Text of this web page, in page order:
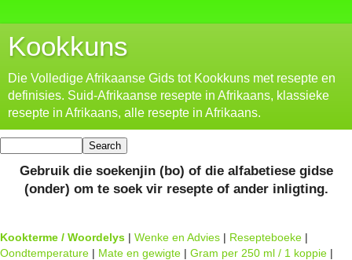
Kookkuns
Die Volledige Afrikaanse Gids tot Kookkuns met resepte en
definisies. Suid-Afrikaanse resepte in Afrikaans, klassieke
resepte in Afrikaans, alle resepte in Afrikaans.
Gebruik die soekenjin (bo) of die alfabetiese gidse
(onder) om te soek vir resepte of ander inligting.
Kookterme / Woordelys | Wenke en Advies | Resepteboeke |
Oondtemperature | Mate en gewigte | Gram per 250 ml / 1 koppie |